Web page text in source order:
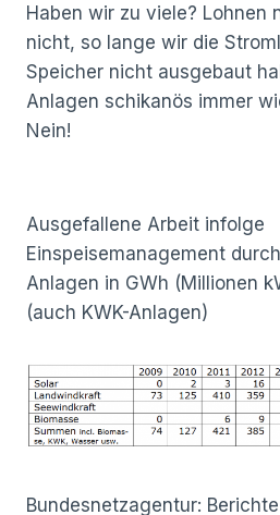
Haben wir zu viele? Lohnen
nicht, so lange wir die
Speicher nicht ausgebaut
Anlagen schikanös immer
Nein!
Ausgefallene Arbeit infolge
Einspeisemanagement
Anlagen in GWh (Millionen
(auch KWK-Anlagen)
Bundesnetzagentur: